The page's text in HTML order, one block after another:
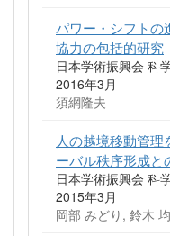
パワー・シフトの
協力の包括的研究
日本学術振興会 科
2016年3月
須網隆夫
人の越境移動管
ーバル秩序形成と
日本学術振興会 科
2015年3月
岡部 みどり, 鈴木 均